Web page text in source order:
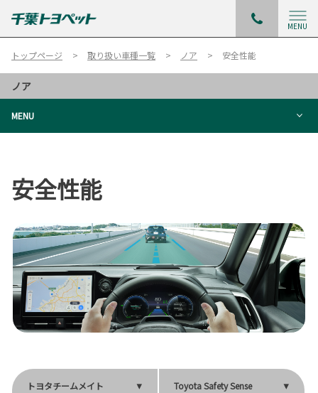
MENU
トップページ 取り扱い車種一覧 ノア 安全性能
ノア
MENU
安全性能
トヨタチームメイト Toyota Safety Sense